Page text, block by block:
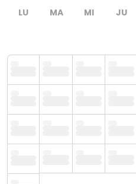
LU MA MI JU